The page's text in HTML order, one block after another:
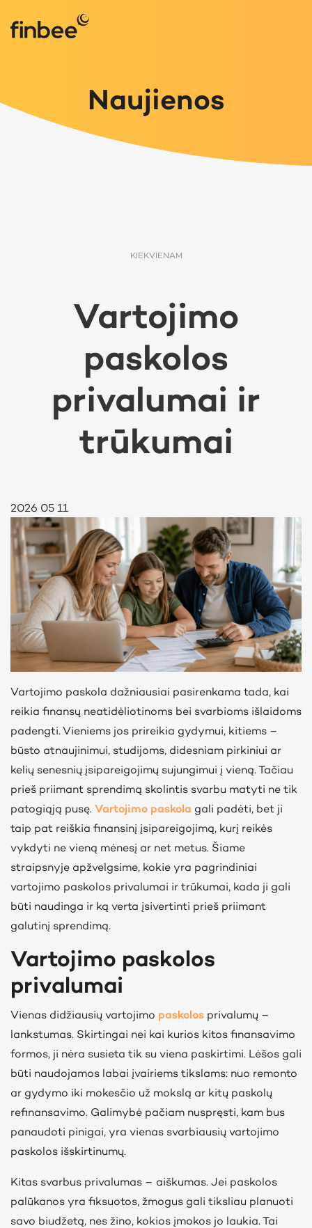
Naujienos
KIEKVIENAM
Vartojimo
paskolos
privalumai ir
trūkumai
2026 05 11
Vartojimo paskola dažniausiai pasirenkama tada, kai
reikia finansų neatidėliotinoms bei svarbioms išlaidoms
padengti. Vieniems jos prireikia gydymui, kitiems –
būsto atnaujinimui, studijoms, didesniam pirkiniui ar
kelių senesnių įsipareigojimų sujungimui į vieną. Tačiau
prieš priimant sprendimą skolintis svarbu matyti ne tik
patogiąją pusę. Vartojimo paskola gali padėti, bet ji
taip pat reiškia finansinį įsipareigojimą, kurį reikės
vykdyti ne vieną mėnesį ar net metus. Šiame
straipsnyje apžvelgsime, kokie yra pagrindiniai
vartojimo paskolos privalumai ir trūkumai, kada ji gali
būti naudinga ir ką verta įsivertinti prieš priimant
galutinį sprendimą.
Vartojimo paskolos
privalumai
Vienas didžiausių vartojimo paskolos privalumų –
lankstumas. Skirtingai nei kai kurios kitos finansavimo
formos, ji nėra susieta tik su viena paskirtimi. Lėšos gali
būti naudojamos labai įvairiems tikslams: nuo remonto
ar gydymo iki mokesčio už mokslą ar kitų paskolų
refinansavimo. Galimybė pačiam nuspręsti, kam bus
panaudoti pinigai, yra vienas svarbiausių vartojimo
paskolos išskirtinumų.
Kitas svarbus privalumas – aiškumas. Jei paskolos
palūkanos yra fiksuotos, žmogus gali tiksliau planuoti
savo biudžetą, nes žino, kokios įmokos jo laukia. Tai